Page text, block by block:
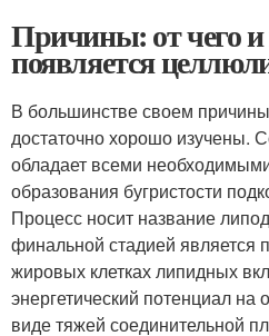
Причины: от чего
появляется
В большинстве своем
достаточно хорошо изучены.
обладает всеми
образования бугристости
Процесс носит название
финальной стадией является
жировых клетках липидных
энергетический потенциал
виде тяжей соединительной